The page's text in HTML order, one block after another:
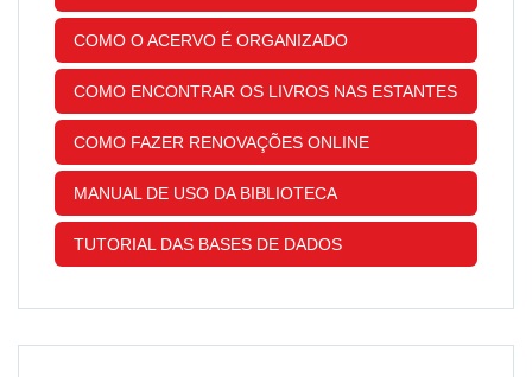
COMO O ACERVO É ORGANIZADO
COMO ENCONTRAR OS LIVROS NAS ESTANTES
COMO FAZER RENOVAÇÕES ONLINE
MANUAL DE USO DA BIBLIOTECA
TUTORIAL DAS BASES DE DADOS